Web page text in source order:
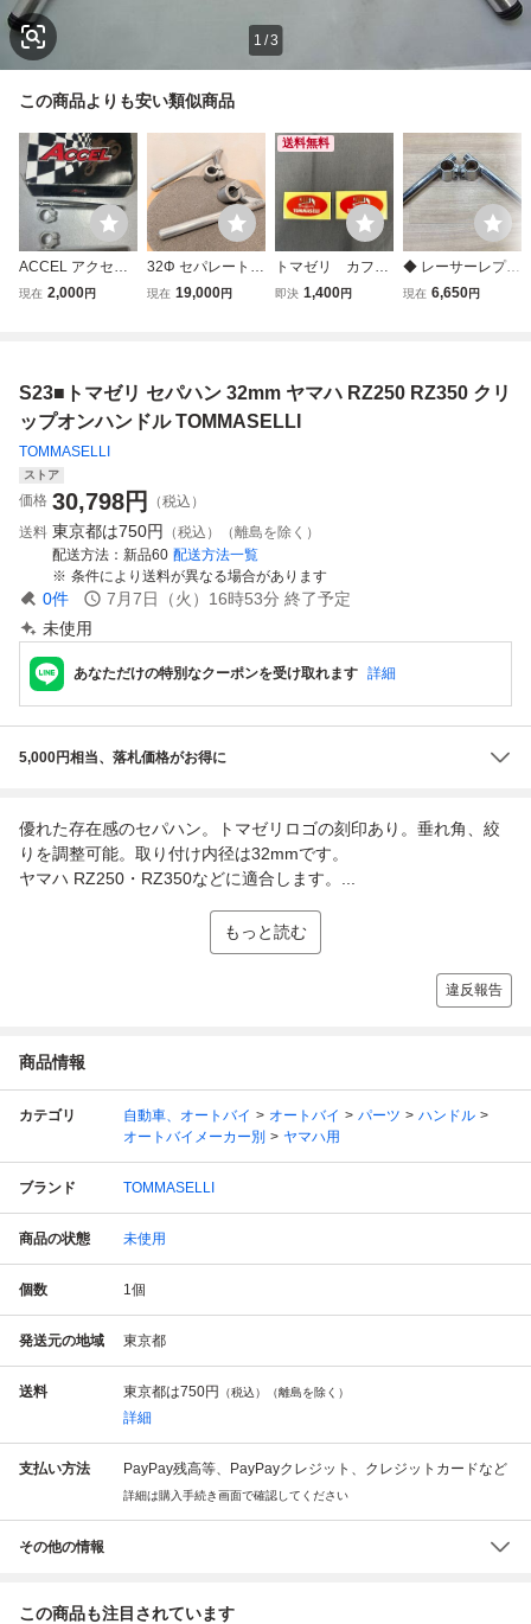
1 /3
この商品よりも安い類似商品
ACCEL アクセル
汎用 35Φ セパハ
0 可変ハンドル ク
リップオン SR40
現在 2,000円
32Φ セパレートハ
ンドル アルミ シ
外 カスタム ハン
ドル # BEET ビ
現在 19,000円
送料無料
トマゼリ カフ
ェ セパハン セ
即決 1,400円
◆ レーサーレプリ
カ セパハン 垂角
0F Z400GP クリ
現在 6,650円
S23■トマゼリ セパハン 32mm ヤマハ RZ250 RZ350 クリ
ップオンハンドル TOMMASELLI
TOMMASELLI
ストア
価格 30,798円
（税込）
送料 東京都は750円
（税込）（離島を除く）
配送方法
新品60 配送方法一覧
条件により送料が異なる場合があります
0件 7月7日（火）16時53分 終了予定
未使用
あなただけの特別なクーポンを受け取れます 詳細
5,000円相当、落札価格がお得に
優れた存在感のセパハン。トマゼリロゴの刻印あり。垂れ角、絞
りを調整可能。取り付け内径は32mmです。
ヤマハ RZ250・RZ350などに適合します。...
もっと読む
違反報告
商品情報
カテゴリ 自動車、オートバイ オートバイ パーツ
ハンドル
オートバイメーカー別
ヤマハ用
ブランド TOMMASELLI
商品の状態 未使用
個数 1個
発送元の地域 東京都
送料 東京都は750円 （税込）（離島を除く）
詳細
支払い方法 PayPay残高等、PayPayクレジット、クレジットカードなど
詳細は購入手続き画面で確認してください
その他の情報
この商品も注目されています